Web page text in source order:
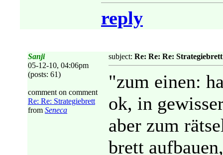
reply
Sanji
05-12-10, 04:06pm
(posts: 61)
comment on comment
Re: Re: Strategiebrett
from Seneca
subject: Re: Re: Re: Strategiebrett
"zum einen:
ok, in
aber zum
brett